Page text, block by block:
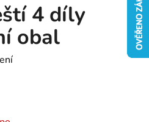
4 díly
obal